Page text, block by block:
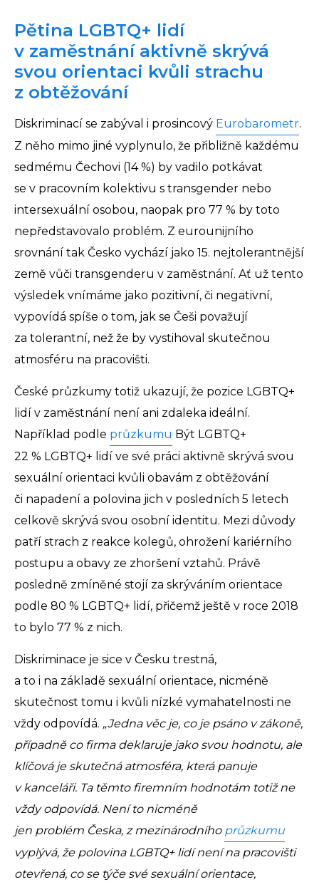
Pětina LGBTQ+ lidí
v zaměstnání aktivně skrývá
svou orientaci kvůli strachu
z obtěžování
Diskriminací se zabýval i prosincový Eurobarometr.
Z něho mimo jiné vyplynulo, že přibližně každému
sedmému Čechovi (14 %) by vadilo potkávat
se v pracovním kolektivu s transgender nebo
intersexuální osobou, naopak pro 77 % by toto
nepředstavovalo problém. Z eurounijního
srovnání tak Česko vychází jako 15. nejtolerantnější
země vůči transgenderu v zaměstnání. Ať už tento
výsledek vnímáme jako pozitivní, či negativní,
vypovídá spíše o tom, jak se Češi považují
za tolerantní, než že by vystihoval skutečnou
atmosféru na pracovišti.
České průzkumy totiž ukazují, že pozice LGBTQ+
lidí v zaměstnání není ani zdaleka ideální.
Například podle průzkumu Být LGBTQ+
22 % LGBTQ+ lidí ve své práci aktivně skrývá svou
sexuální orientaci kvůli obavám z obtěžování
či napadení a polovina jich v posledních 5 letech
celkově skrývá svou osobní identitu. Mezi důvody
patří strach z reakce kolegů, ohrožení kariérního
postupu a obavy ze zhoršení vztahů. Právě
posledně zmíněné stojí za skrýváním orientace
podle 80 % LGBTQ+ lidí, přičemž ještě v roce 2018
to bylo 77 % z nich.
Diskriminace je sice v Česku trestná,
a to i na základě sexuální orientace, nicméně
skutečnost tomu i kvůli nízké vymahatelnosti ne
vždy odpovídá. „Jedna věc je, co je psáno v zákoně,
případně co firma deklaruje jako svou hodnotu, ale
klíčová je skutečná atmosféra, která panuje
v kanceláři. Ta těmto firemním hodnotám totiž ne
vždy odpovídá. Není to nicméně
jen problém Česka, z mezinárodního průzkumu
vyplývá, že polovina LGBTQ+ lidí není na pracovišti
otevřená, co se týče své sexuální orientace,